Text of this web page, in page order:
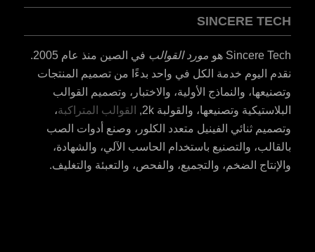
SINCERE TECH
Sincere Tech هو مورد القوالب
في الصين منذ عام 2005.
نقدم اليوم خدمة الكل في واحد بدءًا من تصميم المنتجات
وتصنيعها، والنماذج الأولية، والاختبار، وتصميم القوالب
البلاستيكية وتصنيعها، والقولبة 2k,
القوالب المتراكبة،
وتصميم ثنائي الفينيل متعدد الكلور، وصنع أدوات الصب
بالقالب، والتصنيع باستخدام الحاسب الآلي، والشهادة،
والإنتاج الضخم، والتجميع، والفحص، والتعبئة والتغليف.